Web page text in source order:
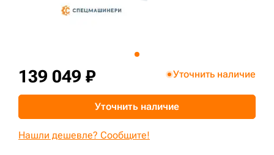
139 049 ₽ Уточнить наличие
Уточнить наличие
Нашли дешевле? Сообщите!